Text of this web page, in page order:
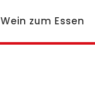
Wein zum Essen